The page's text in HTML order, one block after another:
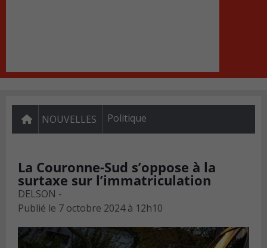
NOUVELLES Politique
La Couronne-Sud s’oppose à la
surtaxe sur l’immatriculation
DELSON -
Publié le 7 octobre 2024 à 12h10